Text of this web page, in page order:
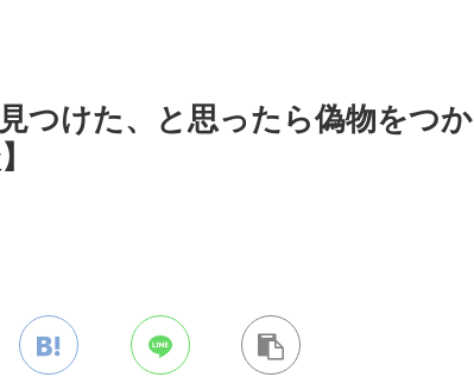
つけた、と思ったら偽物をつか